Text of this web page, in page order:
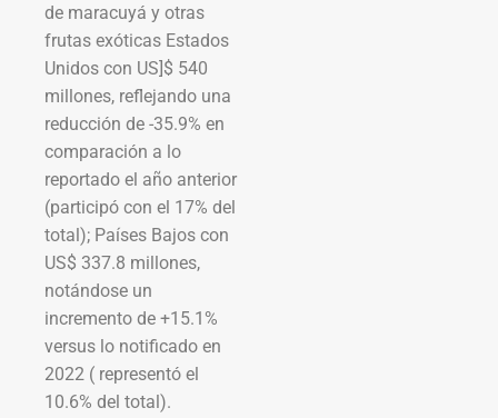
de maracuyá y otras
frutas exóticas Estados
Unidos con US]$ 540
millones, reflejando una
reducción de -35.9% en
comparación a lo
reportado el año anterior
(participó con el 17% del
total); Países Bajos con
US$ 337.8 millones,
notándose un
incremento de +15.1%
versus lo notificado en
2022 ( representó el
10.6% del total).